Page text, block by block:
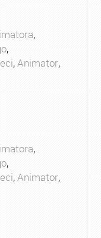
,
,
,Animator,
,
,
,Animator,